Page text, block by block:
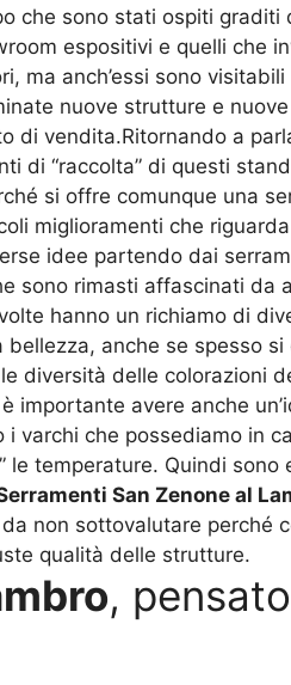
che sono stati ospiti graditi
espositivi e quelli che
ma anch’essi sono
nuove strutture e
di vendita.Ritornando a
di “raccolta” di questi
si offre comunque una
miglioramenti che
idee partendo dai
sono rimasti affascinati da
hanno un richiamo di
anche se spesso
diversità delle colorazioni
avere anche
varchi che possediamo in
temperature. Quindi
San Zenone al
non sottovalutare
qualità delle strutture.
,